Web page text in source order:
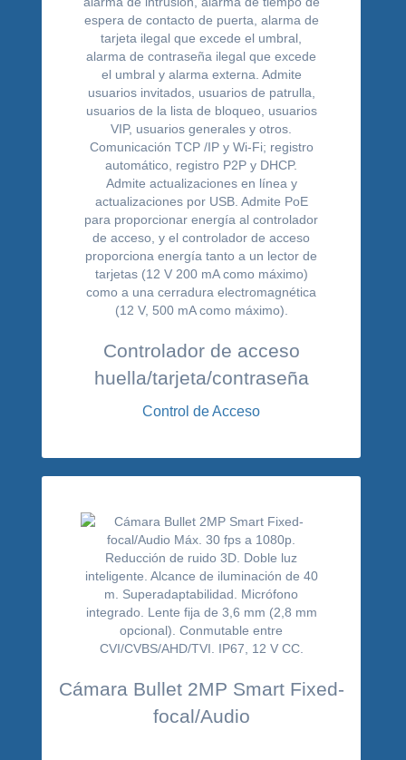
Controlador de acceso
huella/tarjeta/contraseña
Control de Acceso
Cámara Bullet 2MP Smart Fixed-
focal/Audio